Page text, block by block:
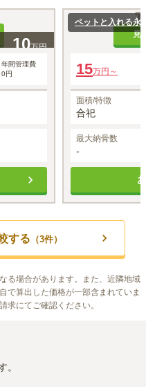
10万円
年間管理費
0円
見
ペットと入れる永
15万円～
面積/特徴
合祀
最大納骨数
-
する （3件）
る場合があります。また、近隣地域
で算出した価格が一部含まれていま
求にてご確認ください。
。